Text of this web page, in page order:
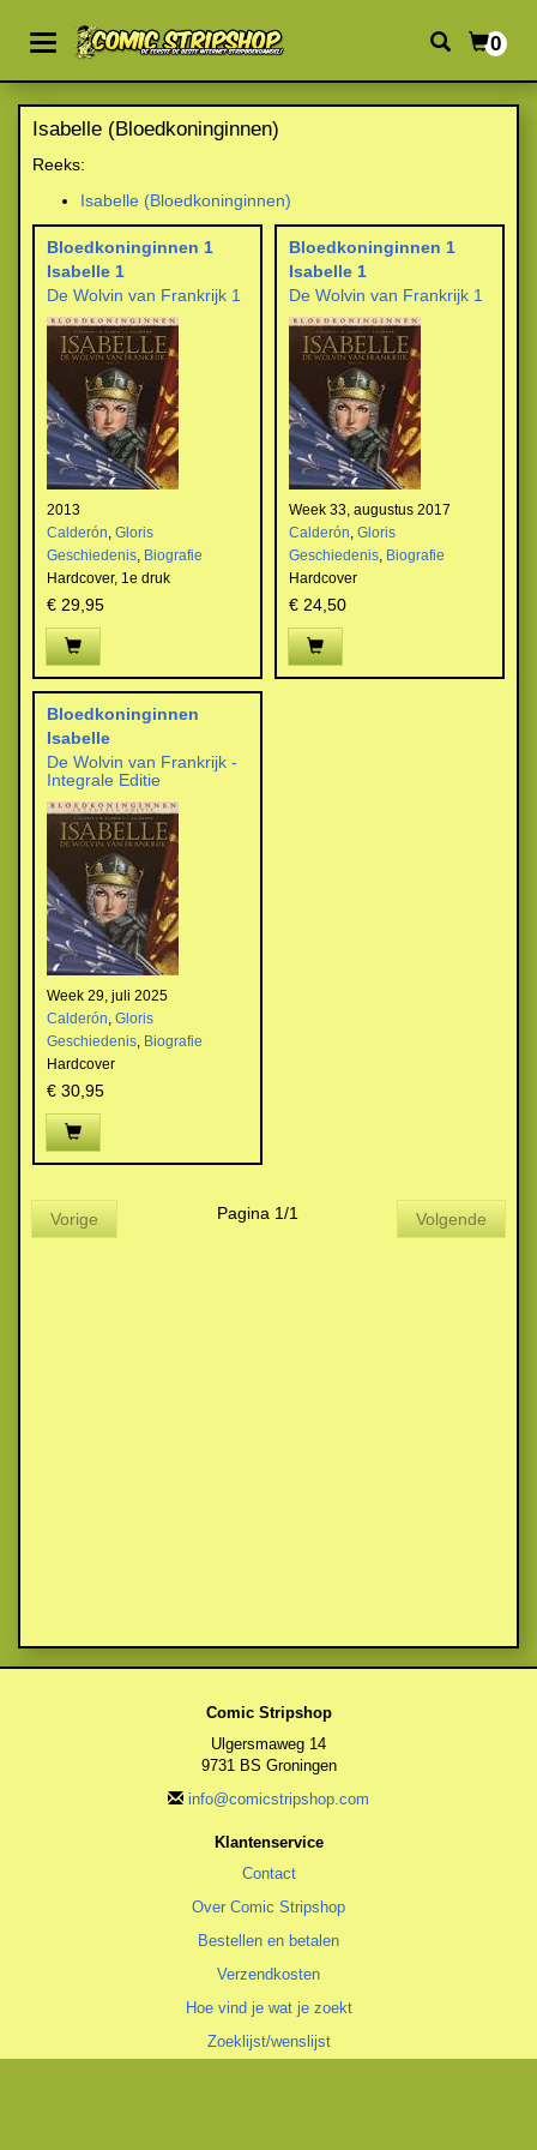
0
Isabelle (Bloedkoninginnen)
Reeks:
Isabelle (Bloedkoninginnen)
Bloedkoninginnen 1
Isabelle 1
De Wolvin van Frankrijk 1
2013
Calderón, Gloris
Geschiedenis, Biografie
Hardcover, 1e druk
€ 29,95
Bloedkoninginnen 1
Isabelle 1
De Wolvin van Frankrijk 1
Week 33, augustus 2017
Calderón, Gloris
Geschiedenis, Biografie
Hardcover
€ 24,50
Bloedkoninginnen
Isabelle
De Wolvin van Frankrijk -
Integrale Editie
Week 29, juli 2025
Calderón, Gloris
Geschiedenis, Biografie
Hardcover
€ 30,95
Vorige Pagina 1/1 Volgende
Comic Stripshop
Ulgersmaweg 14
9731 BS Groningen
info@comicstripshop.com
Klantenservice
Contact
Over Comic Stripshop
Bestellen en betalen
Verzendkosten
Hoe vind je wat je zoekt
Zoeklijst/wenslijst